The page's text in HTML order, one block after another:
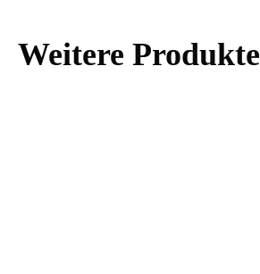
Weitere Produkte